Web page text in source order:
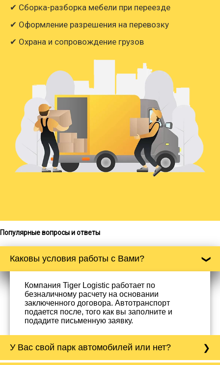
✔ Сборка-разборка мебели при переезде
✔ Оформление разрешения на перевозку
✔ Охрана и сопровождение грузов
Популярные вопросы и ответы
Каковы условия работы с Вами?
Компания Tiger Logistic работает по
безналичному расчету на основании
заключенного договора. Автотранспорт
подается после, того как вы заполните и
подадите письменную заявку.
У Вас свой парк автомобилей или нет?